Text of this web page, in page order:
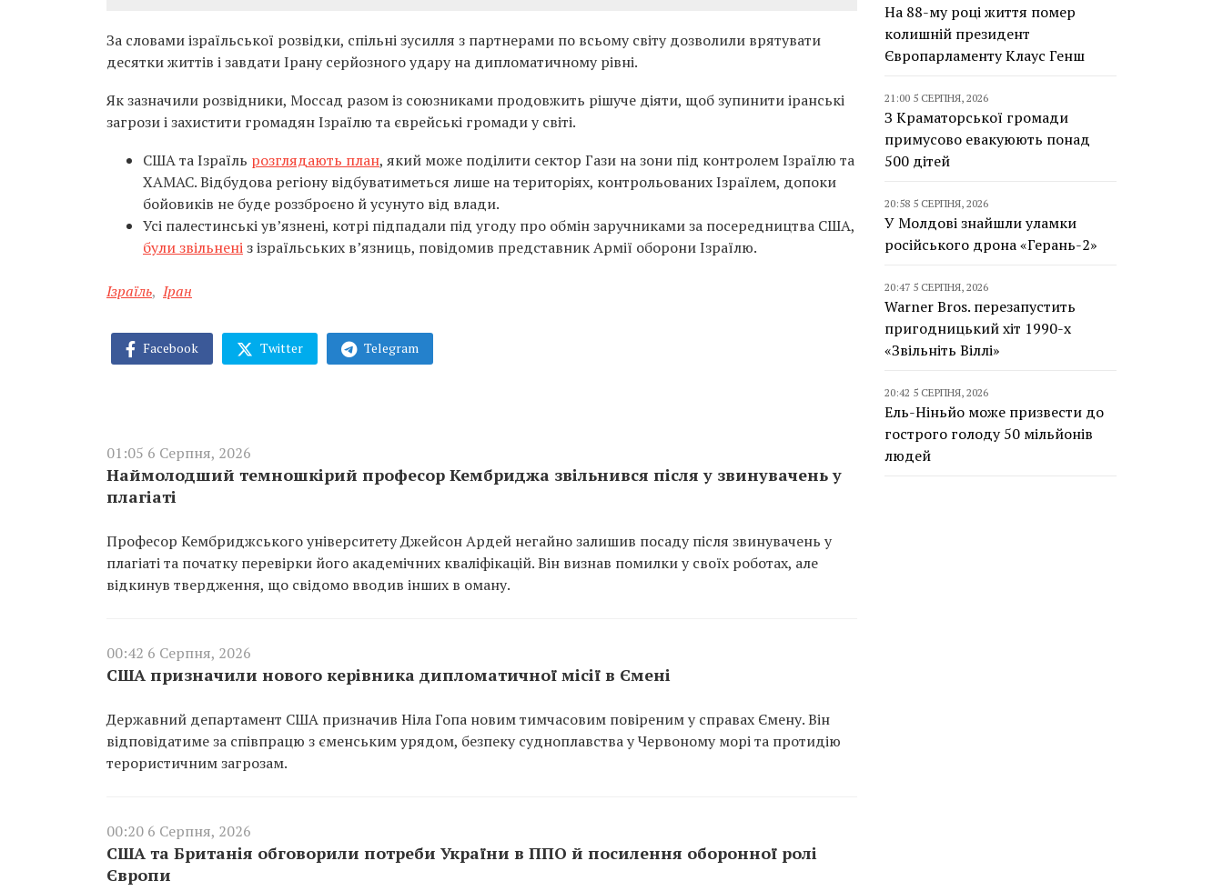
За словами ізраїльської розвідки, спільні зусилля з партнерами по всьому світу дозволили врятувати
десятки життів і завдати Ірану серйозного удару на дипломатичному рівні.
Як зазначили розвідники, Моссад разом із союзниками продовжить рішуче діяти, щоб зупинити іранські
загрози і захистити громадян Ізраїлю та єврейські громади у світі.
США та Ізраїль розглядають план, який може поділити сектор Гази на зони під контролем Ізраїлю та
ХАМАС. Відбудова регіону відбуватиметься лише на територіях, контрольованих Ізраїлем, допоки
бойовиків не буде роззброєно й усунуто від влади.
Усі палестинські ув’язнені, котрі підпадали під угоду про обмін заручниками за посередництва США,
були звільненіз ізраїльських в’язниць, повідомив представник Армії оборони Ізраїлю.
Ізраїль, Іран
Facebook Twitter Telegram
01:05 6 Серпня, 2026
Наймолодший темношкірий професор Кембриджа звільнився після у звинувачень у
плагіаті
Професор Кембриджського університету Джейсон Ардей негайно залишив посаду після звинувачень у
плагіаті та початку перевірки його академічних кваліфікацій. Він визнав помилки у своїх роботах, але
відкинув твердження, що свідомо вводив інших в оману.
00:42 6 Серпня, 2026
США призначили нового керівника дипломатичної місії в Ємені
Державний департамент США призначив Ніла Гопа новим тимчасовим повіреним у справах Ємену. Він
відповідатиме за співпрацю з єменським урядом, безпеку судноплавства у Червоному морі та протидію
терористичним загрозам.
00:20 6 Серпня, 2026
США та Британія обговорили потреби України в ППО й посилення оборонної ролі
Європи
На 88-му році життя помер
колишній президент
Європарламенту Клаус Генш
21:00 5 СЕРПНЯ, 2026
З Краматорської громади
примусово евакуюють понад
500 дітей
20:58 5 СЕРПНЯ, 2026
У Молдові знайшли уламки
російського дрона «Герань-2»
20:47 5 СЕРПНЯ, 2026
Warner Bros. перезапустить
пригодницький хіт 1990-х
«Звільніть Віллі»
20:42 5 СЕРПНЯ, 2026
Ель-Ніньйо може призвести до
гострого голоду 50 мільйонів
людей